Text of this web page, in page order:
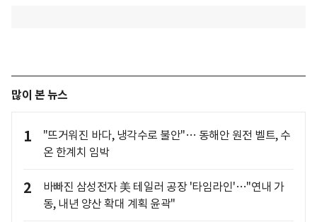
많이 본 뉴스
1
"뜨거워진 바다, 냉각수로 불안"… 동해안 원전 벨트, 수
온 한계치 임박
2
바빠진 삼성전자 美 테일러 공장 '타임라인'…"연내 가
동, 내년 양산 확대 계획 윤곽"